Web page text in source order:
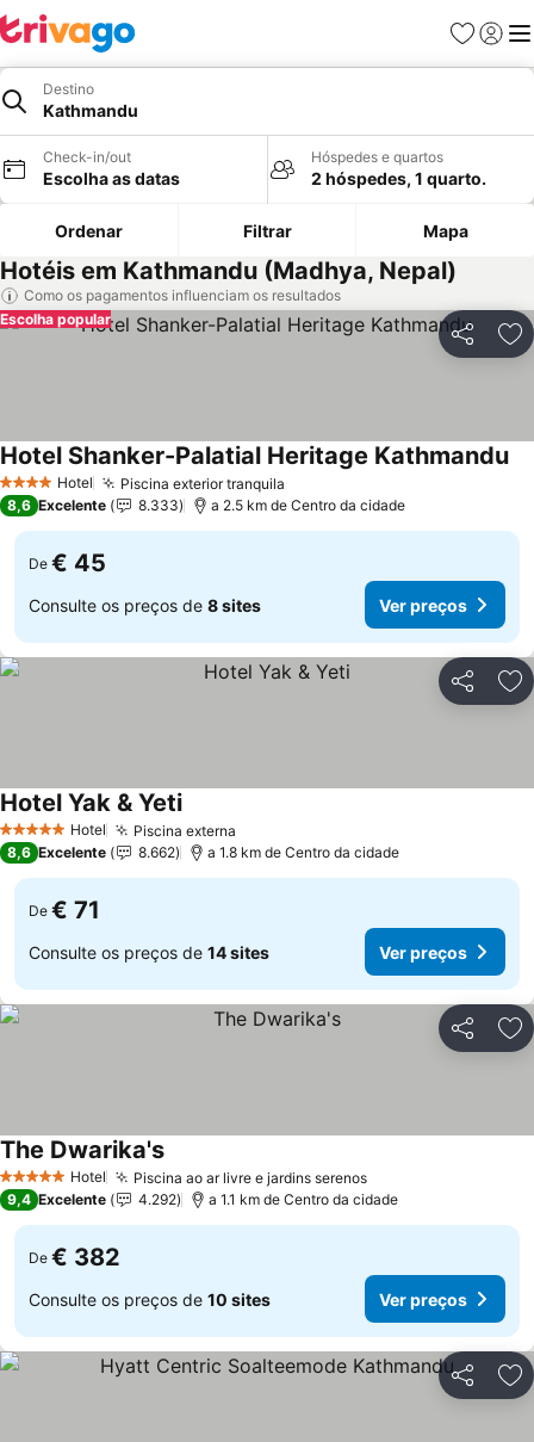
Favoritos
Iniciar
Destino
Kathmandu
Check-in/out
Escolha as datas
Hóspedes e quartos
2 hóspedes, 1 quarto.
Ordenar Filtrar Mapa
Hotéis em Kathmandu (Madhya, Nepal)
Como os pagamentos influenciam os resultados
Partilhar
Escolha popular
4 EstrelasHotel Piscina exterior tranquila
Hotel Shanker-Palatial Heritage Kathmandu
8,6 Excelente 8.333 a 2.5 km de Centro da cidade
De € 45
Consulte os preços de 8 sites Ver preços
Partilhar
5 Estrelas Hotel Piscina externa
Hotel Yak & Yeti
8,6 Excelente 8.662 a 1.8 km de Centro da cidade
De € 71
Consulte os preços de 14 sites Ver preços
Partilhar
5 Estrelas Hotel Piscina ao ar livre e jardins serenos
The Dwarika's
9,4 Excelente 4.292 a 1.1 km de Centro da cidade
De € 382
Consulte os preços de 10 sites Ver preços
Partilhar